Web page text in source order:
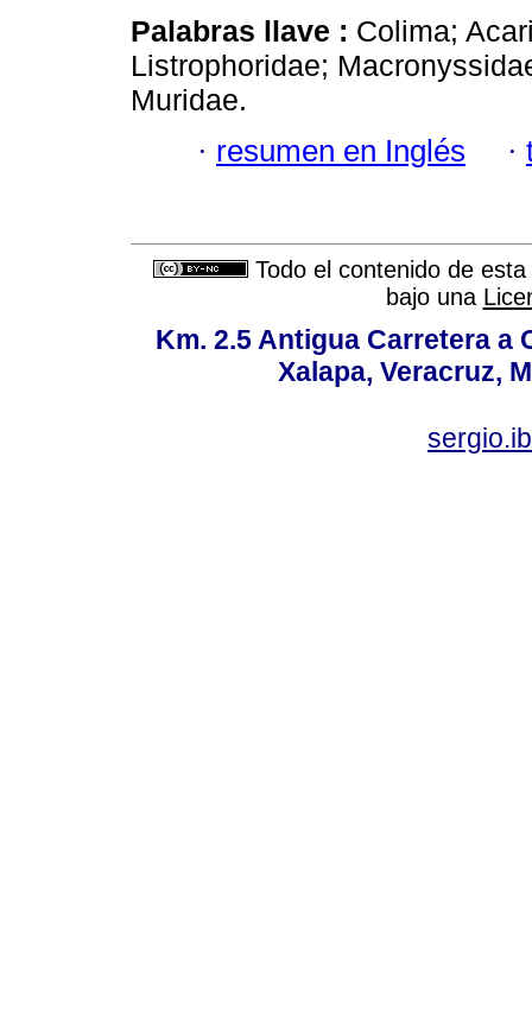
Palabras llave : Colima;
Listrophoridae;
Muridae.
· resumen en Inglés ·
Todo el contenido de
bajo una
Km. 2.5 Antigua Carretera a
Xalapa, Veracruz,